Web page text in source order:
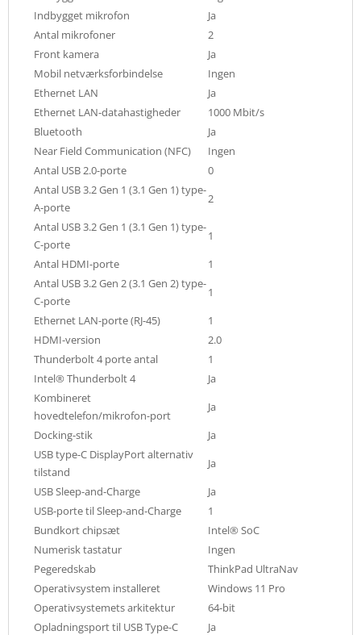
Indbygget mikrofon
Ja
Antal mikrofoner
2
Front kamera
Ja
Mobil netværksforbindelse
Ingen
Ethernet LAN
Ja
Ethernet LAN-datahastigheder
1000 Mbit/s
Bluetooth
Ja
Near Field Communication (NFC)
Ingen
Antal USB 2.0-porte
0
Antal USB 3.2 Gen 1 (3.1 Gen 1) type-
A-porte
2
Antal USB 3.2 Gen 1 (3.1 Gen 1) type-
C-porte
1
Antal HDMI-porte
1
Antal USB 3.2 Gen 2 (3.1 Gen 2) type-
C-porte
1
Ethernet LAN-porte (RJ-45)
1
HDMI-version
2.0
Thunderbolt 4 porte antal
1
Intel® Thunderbolt 4
Ja
Kombineret
hovedtelefon/mikrofon-port
Ja
Docking-stik
Ja
USB type-C DisplayPort alternativ
tilstand
Ja
USB Sleep-and-Charge
Ja
USB-porte til Sleep-and-Charge
1
Bundkort chipsæt
Intel® SoC
Numerisk tastatur
Ingen
Pegeredskab
ThinkPad UltraNav
Operativsystem installeret
Windows 11 Pro
Operativsystemets arkitektur
64-bit
Opladningsport til USB Type-C
Ja